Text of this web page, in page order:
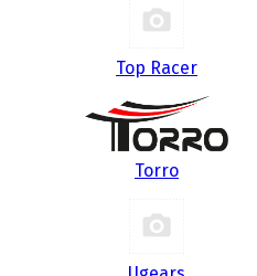
Top Racer
Torro